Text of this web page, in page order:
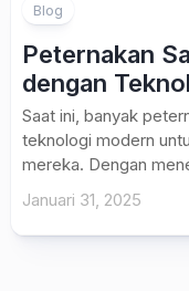
Blog
Peternakan
dengan
Saat ini, banyak
teknologi modern
mereka. Dengan
Januari 31, 2025